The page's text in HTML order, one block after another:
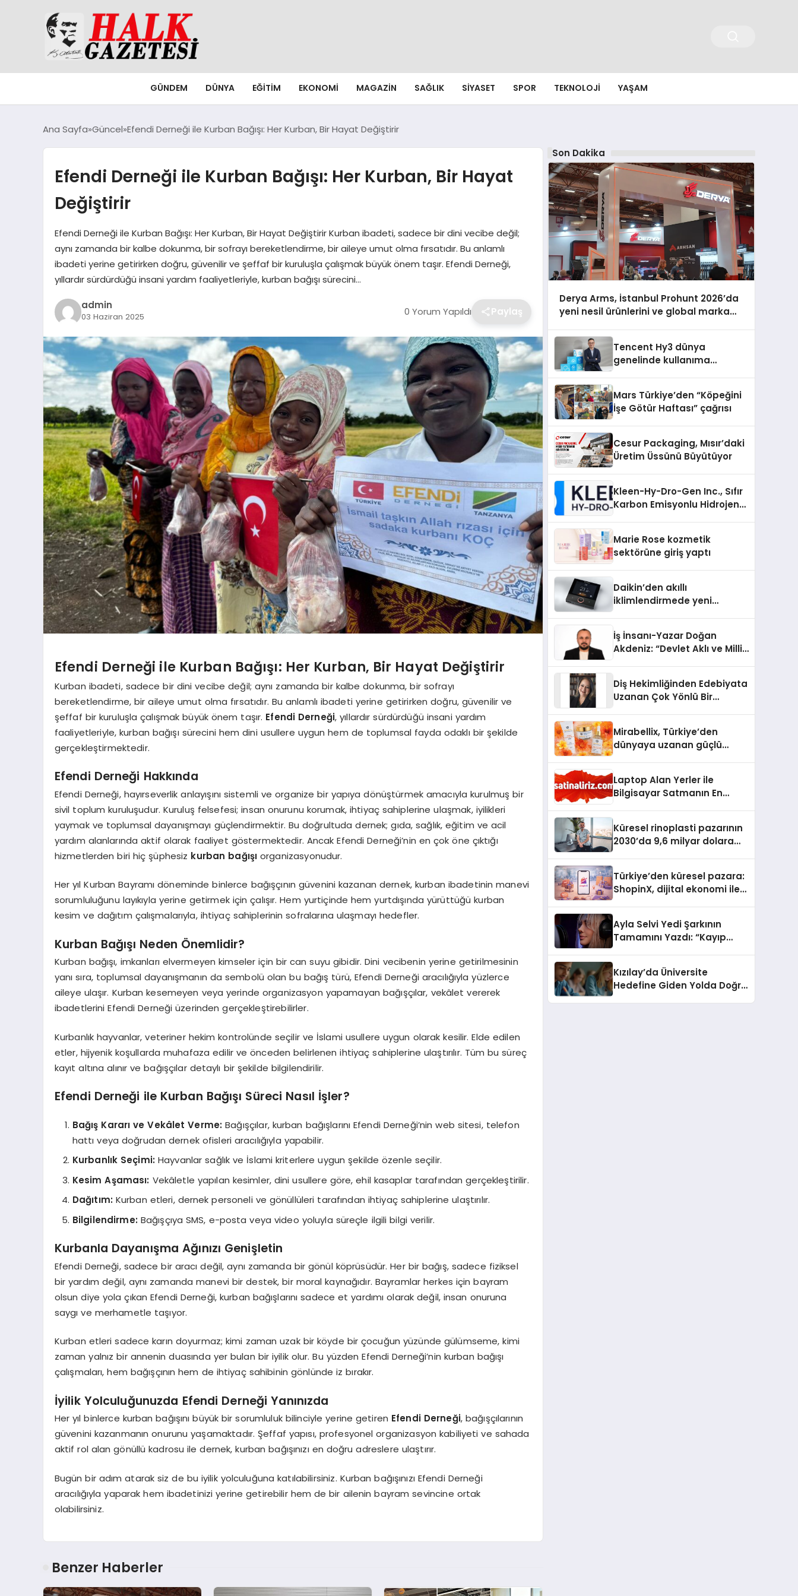
GÜNDEM DÜNYA EĞITIM EKONOMI MAGAZIN SAĞLIK SIYASET SPOR TEKNOLOJI YAŞAM
Ana Sayfa Güncel Efendi Derneği ile Kurban Bağışı: Her Kurban, Bir Hayat Değiştirir
Efendi Derneği ile Kurban Bağışı: Her Kurban, Bir Hayat
Değiştirir
Efendi Derneği ile Kurban Bağışı: Her Kurban, Bir Hayat Değiştirir Kurban ibadeti, sadece bir dini vecibe değil;
aynı zamanda bir kalbe dokunma, bir sofrayı bereketlendirme, bir aileye umut olma fırsatıdır. Bu anlamlı
ibadeti yerine getirirken doğru, güvenilir ve şeffaf bir kuruluşla çalışmak büyük önem taşır. Efendi Derneği,
yıllardır sürdürdüğü insani yardım faaliyetleriyle, kurban bağışı sürecini…
admin
03 Haziran 2025 0 Yorum Yapıldı Paylaş
Efendi Derneği ile Kurban Bağışı: Her Kurban, Bir Hayat Değiştirir
Kurban ibadeti, sadece bir dini vecibe değil; aynı zamanda bir kalbe dokunma, bir sofrayı
bereketlendirme, bir aileye umut olma fırsatıdır. Bu anlamlı ibadeti yerine getirirken doğru, güvenilir ve
şeffaf bir kuruluşla çalışmak büyük önem taşır. Efendi Derneği, yıllardır sürdürdüğü insani yardım
faaliyetleriyle, kurban bağışı sürecini hem dini usullere uygun hem de toplumsal fayda odaklı bir şekilde
gerçekleştirmektedir.
Efendi Derneği Hakkında
Efendi Derneği, hayırseverlik anlayışını sistemli ve organize bir yapıya dönüştürmek amacıyla kurulmuş bir
sivil toplum kuruluşudur. Kuruluş felsefesi; insan onurunu korumak, ihtiyaç sahiplerine ulaşmak, iyilikleri
yaymak ve toplumsal dayanışmayı güçlendirmektir. Bu doğrultuda dernek; gıda, sağlık, eğitim ve acil
yardım alanlarında aktif olarak faaliyet göstermektedir. Ancak Efendi Derneği’nin en çok öne çıktığı
hizmetlerden biri hiç şüphesiz kurban bağışı organizasyonudur.
Her yıl Kurban Bayramı döneminde binlerce bağışçının güvenini kazanan dernek, kurban ibadetinin manevi
sorumluluğunu layıkıyla yerine getirmek için çalışır. Hem yurtiçinde hem yurtdışında yürüttüğü kurban
kesim ve dağıtım çalışmalarıyla, ihtiyaç sahiplerinin sofralarına ulaşmayı hedefler.
Kurban Bağışı Neden Önemlidir?
Kurban bağışı, imkanları elvermeyen kimseler için bir can suyu gibidir. Dini vecibenin yerine getirilmesinin
yanı sıra, toplumsal dayanışmanın da sembolü olan bu bağış türü, Efendi Derneği aracılığıyla yüzlerce
aileye ulaşır. Kurban kesemeyen veya yerinde organizasyon yapamayan bağışçılar, vekâlet vererek
ibadetlerini Efendi Derneği üzerinden gerçekleştirebilirler.
Kurbanlık hayvanlar, veteriner hekim kontrolünde seçilir ve İslami usullere uygun olarak kesilir. Elde edilen
etler, hijyenik koşullarda muhafaza edilir ve önceden belirlenen ihtiyaç sahiplerine ulaştırılır. Tüm bu süreç
kayıt altına alınır ve bağışçılar detaylı bir şekilde bilgilendirilir.
Efendi Derneği ile Kurban Bağışı Süreci Nasıl İşler?
Bağış Kararı ve Vekâlet Verme: Bağışçılar, kurban bağışlarını Efendi Derneği’nin web sitesi, telefon
hattı veya doğrudan dernek ofisleri aracılığıyla yapabilir.
Kurbanlık Seçimi: Hayvanlar sağlık ve İslami kriterlere uygun şekilde özenle seçilir.
Kesim Aşaması: Vekâletle yapılan kesimler, dini usullere göre, ehil kasaplar tarafından gerçekleştirilir.
Dağıtım: Kurban etleri, dernek personeli ve gönüllüleri tarafından ihtiyaç sahiplerine ulaştırılır.
Bilgilendirme: Bağışçıya SMS, e-posta veya video yoluyla süreçle ilgili bilgi verilir.
Kurbanla Dayanışma Ağınızı Genişletin
Efendi Derneği, sadece bir aracı değil, aynı zamanda bir gönül köprüsüdür. Her bir bağış, sadece fiziksel
bir yardım değil, aynı zamanda manevi bir destek, bir moral kaynağıdır. Bayramlar herkes için bayram
olsun diye yola çıkan Efendi Derneği, kurban bağışlarını sadece et yardımı olarak değil, insan onuruna
saygı ve merhametle taşıyor.
Kurban etleri sadece karın doyurmaz; kimi zaman uzak bir köyde bir çocuğun yüzünde gülümseme, kimi
zaman yalnız bir annenin duasında yer bulan bir iyilik olur. Bu yüzden Efendi Derneği’nin kurban bağışı
çalışmaları, hem bağışçının hem de ihtiyaç sahibinin gönlünde iz bırakır.
İyilik Yolculuğunuzda Efendi Derneği Yanınızda
Her yıl binlerce kurban bağışını büyük bir sorumluluk bilinciyle yerine getiren Efendi Derneği, bağışçılarının
güvenini kazanmanın onurunu yaşamaktadır. Şeffaf yapısı, profesyonel organizasyon kabiliyeti ve sahada
aktif rol alan gönüllü kadrosu ile dernek, kurban bağışınızı en doğru adreslere ulaştırır.
Bugün bir adım atarak siz de bu iyilik yolculuğuna katılabilirsiniz. Kurban bağışınızı Efendi Derneği
aracılığıyla yaparak hem ibadetinizi yerine getirebilir hem de bir ailenin bayram sevincine ortak
olabilirsiniz.
Benzer Haberler
Son Dakika
Derya Arms, İstanbul Prohunt 2026’da
yeni nesil ürünlerini ve global marka
Tencent Hy3 dünya
genelinde kullanıma
Mars Türkiye’den “Köpeğini
İşe Götür Haftası” çağrısı
Cesur Packaging, Mısır’daki
Üretim Üssünü Büyütüyor
Kleen-Hy-Dro-Gen Inc., Sıfır
Karbon Emisyonlu Hidrojen
Aldı
Marie Rose kozmetik
sektörüne giriş yaptı
Daikin’den akıllı
iklimlendirmede yeni
İş İnsanı-Yazar Doğan
Akdeniz: “Devlet Aklı ve Milli
Diş Hekimliğinden Edebiyata
Uzanan Çok Yönlü Bir
Mirabellix, Türkiye’den
dünyaya uzanan güçlü
Laptop Alan Yerler ile
Bilgisayar Satmanın En
Küresel rinoplasti pazarının
2030’da 9,6 milyar dolara
Türkiye’den küresel pazara:
ShopinX, dijital ekonomi ile
Ayla Selvi Yedi Şarkının
Tamamını Yazdı: “Kayıp
Kızılay’da Üniversite
Hedefine Giden Yolda Doğru